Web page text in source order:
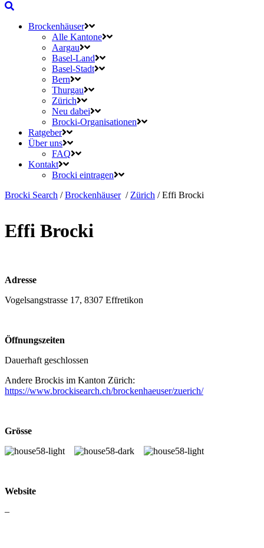
Brockenhäuser
Alle Kantone
Aargau
Basel-Land
Basel-Stadt
Bern
Thurgau
Zürich
Neu dabei
Brocki-Organisationen
Ratgeber
Über uns
FAQ
Kontakt
Brocki eintragen
Brocki Search /Brockenhäuser / Zürich /Effi Brocki
Effi Brocki
Adresse
Vogelsangstrasse 17, 8307 Effretikon
Öffnungszeiten
Dauerhaft geschlossen
Andere Brockis im Kanton Zürich:
https://www.brockisearch.ch/brockenhaeuser/zuerich/
Grösse
Website
–